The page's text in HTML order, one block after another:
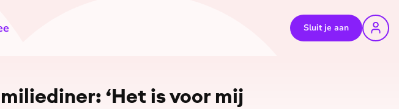
Sluit je aan
‘Het is voor mij